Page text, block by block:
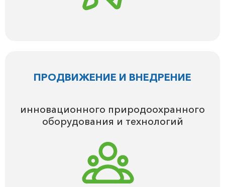
ПРОДВИЖЕНИЕ И ВНЕДРЕНИЕ
инновационного природоохранного
оборудования и технологий